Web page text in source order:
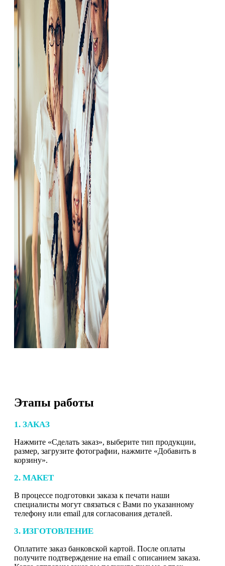
Этапы работы
1. ЗАКАЗ
Нажмите «Сделать заказ», выберите тип продукции,
размер, загрузите фотографии, нажмите «Добавить в
корзину».
2. МАКЕТ
В процессе подготовки заказа к печати наши
специалисты могут связаться с Вами по указанному
телефону или email для согласования деталей.
3. ИЗГОТОВЛЕНИЕ
Оплатите заказ банковской картой. После оплаты
получите подтверждение на email с описанием заказа.